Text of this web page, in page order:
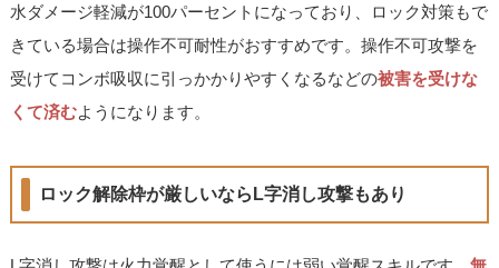
水ダメージ軽減が100パーセントになっており、ロック対策もで
きている場合は操作不可耐性がおすすめです。操作不可攻撃を
受けてコンボ吸収に引っかかりやすくなるなどの被害を受けな
くて済むようになります。
ロック解除枠が厳しいならL字消し攻撃もあり